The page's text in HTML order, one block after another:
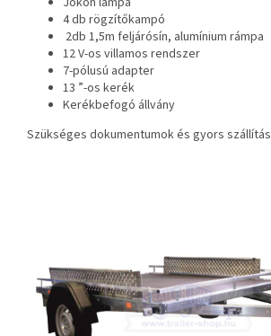
4 db rögzítőkampó
2db 1,5m feljárósín, alumínium rámpa
12 V-os villamos rendszer
7-pólusú adapter
13 ”-os kerék
Kerékbefogó állvány
Szükséges dokumentumok és gyors szállítás